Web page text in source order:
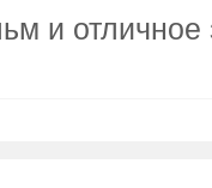
и отличное